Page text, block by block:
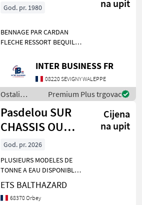
tanjurače i
Sonstige
na upit
God. pr. 1980
BENNAGE PAR CARDAN
FLECHE RESSORT BEQUILLE
AUTOMATIQUE Ostali
strojevi i oprema Ostala
oprema i uređaji
INTER BUSINESS FR
08220 SEVIGNY WALEPPE
Ostali
strojevi i
oprema /
Sonstige
Premium Plus trgovac
Pasdelou SUR
CHASSIS OU
MONOBLOC
Cijena
na upit
God. pr. 2026
PLUSIEURS MODELES DE
TONNE A EAU DISPONIBLES
1) SUR CHASSIS ROULANT -
Freinage simple ligne
hydraulique * Capacité
ETS BALTHAZARD
68370 Orbey